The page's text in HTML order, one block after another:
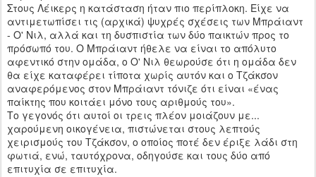
Στους Λέικερς η κατάσταση ήταν πιο περίπλοκη. Είχε να
αντιμετωπίσει τις (αρχικά) ψυχρές σχέσεις των Μπράιαντ
- Ο' Νιλ, αλλά και τη δυσπιστία των δύο παικτών προς το
πρόσωπό του. Ο Μπράιαντ ήθελε να είναι το απόλυτο
αφεντικό στην ομάδα, ο Ο' Νιλ θεωρούσε ότι η ομάδα δεν
θα είχε καταφέρει τίποτα χωρίς αυτόν και ο Τζάκσον
αναφερόμενος στον Μπράιαντ τόνιζε ότι είναι «ένας
παίκτης που κοιτάει μόνο τους αριθμούς του».
Το γεγονός ότι αυτοί οι τρεις πλέον μοιάζουν με...
χαρούμενη οικογένεια, πιστώνεται στους λεπτούς
χειρισμούς του Τζάκσον, ο οποίος ποτέ δεν έριξε λάδι στη
φωτιά, ενώ, ταυτόχρονα, οδηγούσε και τους δύο από
επιτυχία σε επιτυχία.